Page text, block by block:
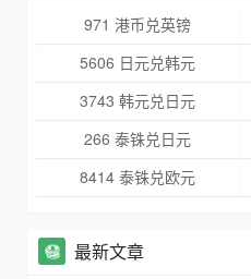
971 港币兑英镑
5606 日元兑韩元
3743 韩元兑日元
266 泰铢兑日元
8414 泰铢兑欧元
最新文章